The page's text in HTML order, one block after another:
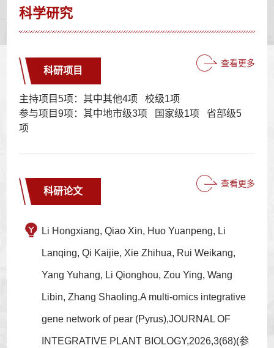
科学研究
科研项目
查看更多
主持项目5项：其中其他4项 校级1项
参与项目9项：其中地市级3项 国家级1项 省部级5
项
科研论文
查看更多
Li Hongxiang, Qiao Xin, Huo Yuanpeng, Li
Lanqing, Qi Kaijie, Xie Zhihua, Rui Weikang,
Yang Yuhang, Li Qionghou, Zou Ying, Wang
Libin, Zhang Shaoling.A multi-omics integrative
gene network of pear (Pyrus),JOURNAL OF
INTEGRATIVE PLANT BIOLOGY,2026,3(68)(参